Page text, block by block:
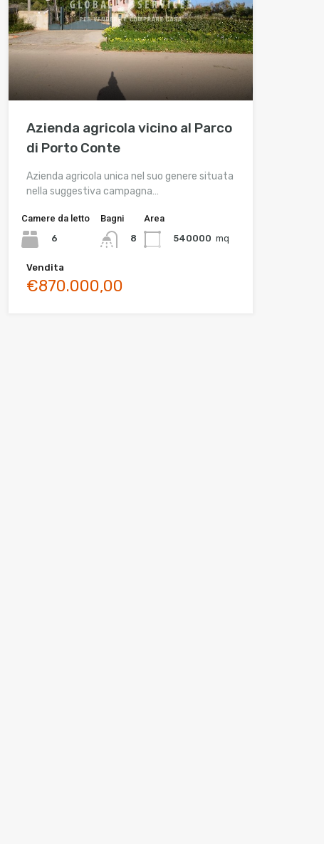
Azienda agricola vicino al Parco
di Porto Conte
Azienda agricola unica nel suo genere situata
nella suggestiva campagna…
Camere da letto
6
Bagni
8
Area
540000 mq
Vendita
€870.000,00